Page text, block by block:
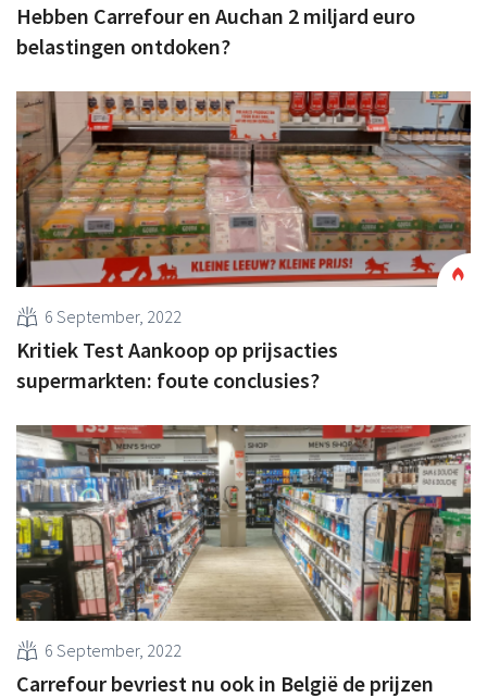
Hebben Carrefour en Auchan 2 miljard euro
belastingen ontdoken?
6 September, 2022
Kritiek Test Aankoop op prijsacties
supermarkten: foute conclusies?
6 September, 2022
Carrefour bevriest nu ook in België de prijzen